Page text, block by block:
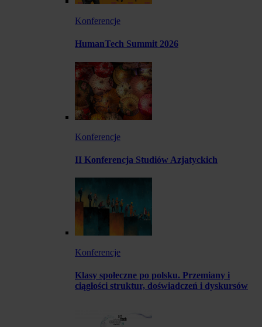
Konferencje
HumanTech Summit 2026
Konferencje
II Konferencja Studiów Azjatyckich
Konferencje
Klasy społeczne po polsku. Przemiany i
ciągłości struktur, doświadczeń i dyskursów